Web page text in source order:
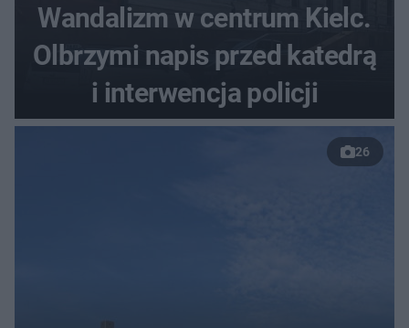
Wandalizm w centrum Kielc.
Olbrzymi napis przed katedrą
i interwencja policji
26